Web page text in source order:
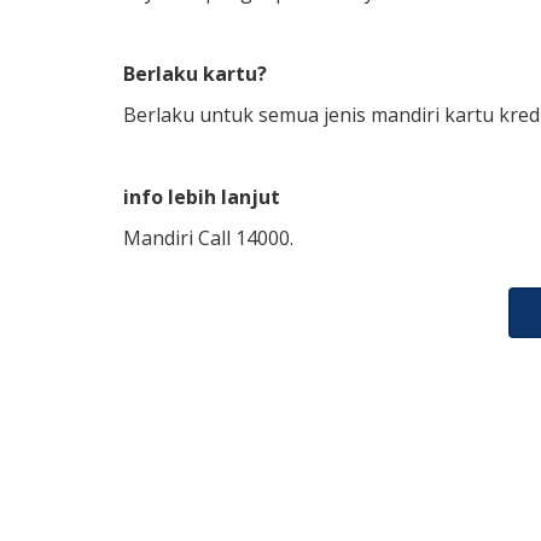
Berlaku kartu?
Berlaku untuk semua jenis mandiri kartu
info lebih lanjut
Mandiri Call 14000.